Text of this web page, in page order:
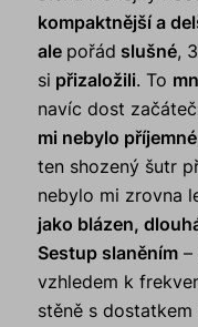
kompaktnější a
ale pořád slušné,
si přizaložili. To
navíc dost
mi nebylo příjemné
ten shozený šutr
nebylo mi zrovna
jako blázen,
Sestup slaněním –
vzhledem k
stěně s